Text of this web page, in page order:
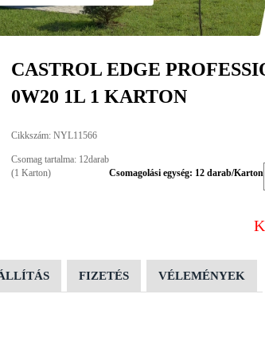
CASTROL EDGE
0W20 1L 1 KARTON
Cikkszám: NYL11566
Csomag tartalma: 12darab
(1 Karton)
Csomagolási egység: 12 darab/Karton
FIZETÉS VÉLEMÉNYEK